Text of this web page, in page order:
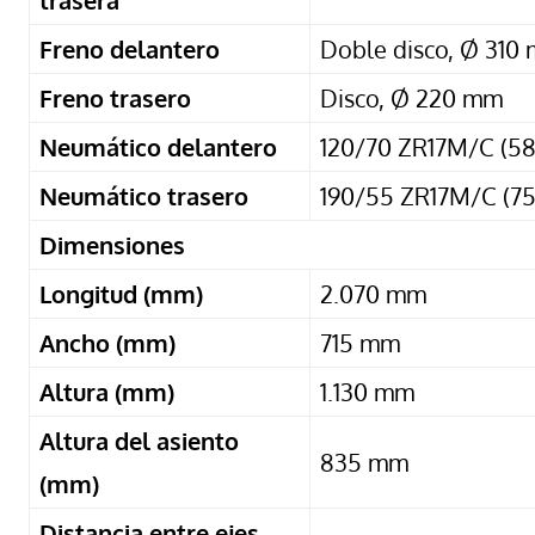
Freno delantero
Doble disco, Ø 310
Freno trasero
Disco, Ø 220 mm
Neumático delantero
120/70 ZR17M/C
Neumático trasero
190/55 ZR17M/C
Dimensiones
Longitud (mm)
2.070 mm
Ancho (mm)
715 mm
Altura (mm)
1.130 mm
Altura del asiento
(mm)
835 mm